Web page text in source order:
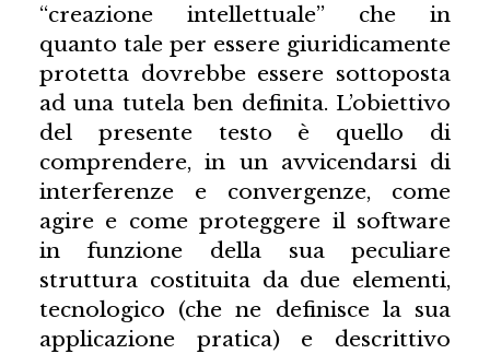
“creazione intellettuale” che in
quanto tale per essere giuridicamente
protetta dovrebbe essere sottoposta
ad una tutela ben definita. L’obiettivo
del presente testo è quello di
comprendere, in un avvicendarsi di
interferenze e convergenze, come
agire e come proteggere il software
in funzione della sua peculiare
struttura costituita da due elementi,
tecnologico (che ne definisce la sua
applicazione pratica) e descrittivo